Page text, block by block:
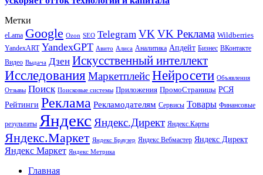
Метки
eLama Google Ozon SEO Telegram VKVK Реклама Wildberries
YandexART YandexGPT Авито Алиса Аналитика Апдейт Бизнес ВКонтакте
Видео Выдача Дзен Искусственный интеллект
Исследования МаркетплейсНейросети Объявления
Отзывы Поиск Поисковые системы Приложения ПромоСтраницы РСЯ
Рейтинги Реклама Рекламодателям Сервисы Товары Финансовые
результаты Яндекс Яндекс.Директ Яндекс.Карты
Яндекс.Маркет Яндекс Браузер Яндекс Вебмастер Яндекс Директ
Яндекс Маркет Яндекс Метрика
Главная